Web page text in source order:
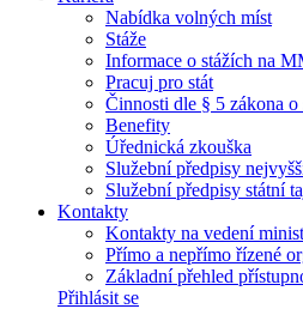
Nabídka volných míst
Stáže
Informace o stážích na
Pracuj pro stát
Činnosti dle § 5 zákona o
Benefity
Úřednická zkouška
Služební předpisy
Služební předpisy státní
Kontakty
Kontakty na vedení
Přímo a nepřímo řízené
Základní přehled
Přihlásit se